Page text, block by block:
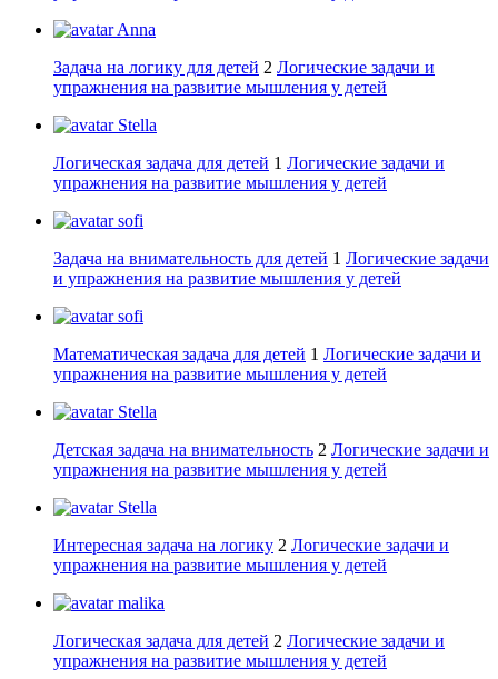
Anna
Задача на логику для детей 2 Логические задачи и
упражнения на развитие мышления у детей
Stella
Логическая задача для детей 1 Логические задачи и
упражнения на развитие мышления у детей
sofi
Задача на внимательность для детей 1 Логические задачи
и упражнения на развитие мышления у детей
sofi
Математическая задача для детей 1 Логические задачи и
упражнения на развитие мышления у детей
Stella
Детская задача на внимательность 2 Логические задачи и
упражнения на развитие мышления у детей
Stella
Интересная задача на логику 2 Логические задачи и
упражнения на развитие мышления у детей
malika
Логическая задача для детей 2 Логические задачи и
упражнения на развитие мышления у детей